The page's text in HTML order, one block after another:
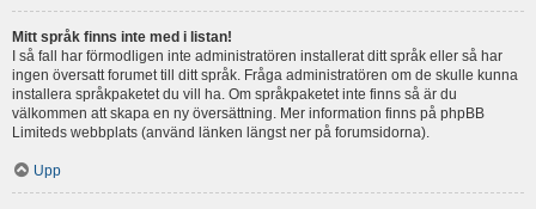
Mitt språk finns inte med i listan!
I så fall har förmodligen inte administratören installerat ditt språk eller så har
ingen översatt forumet till ditt språk. Fråga administratören om de skulle kunna
installera språkpaketet du vill ha. Om språkpaketet inte finns så är du
välkommen att skapa en ny översättning. Mer information finns på phpBB
Limiteds webbplats (använd länken längst ner på forumsidorna).
Upp